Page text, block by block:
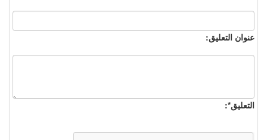
عنوان التعليق:
التعليق*: